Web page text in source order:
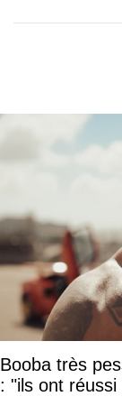
Booba très
: "ils ont